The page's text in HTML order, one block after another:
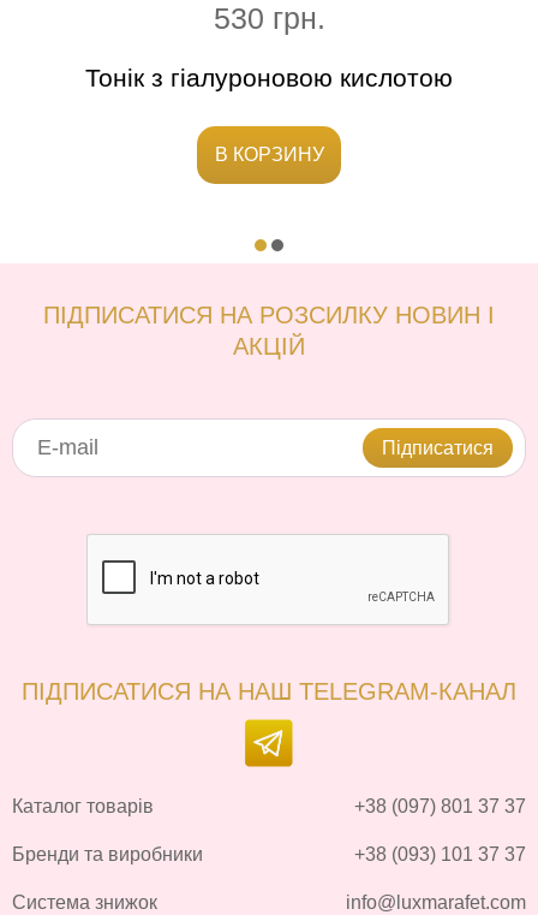
530 грн.
Тонік з гіалуроновою кислотою
В КОРЗИНУ
ПІДПИСАТИСЯ НА РОЗСИЛКУ НОВИН І
АКЦІЙ
Підписатися
ПІДПИСАТИСЯ НА НАШ TELEGRAM-КАНАЛ
Каталог товарів
Бренди та виробники
Система знижок
+38 (097) 801 37 37
+38 (093) 101 37 37
info@luxmarafet.com